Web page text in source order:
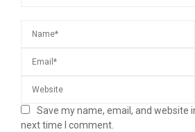
Save my name, email, and website
next time I comment.